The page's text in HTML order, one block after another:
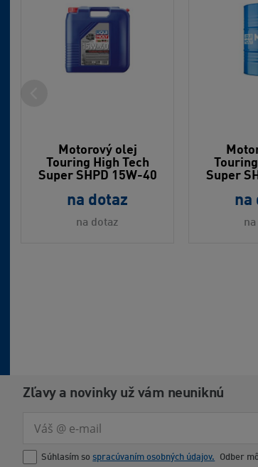
Motorový olej
Touring High Tech
Super SHPD 15W-40
na dotaz
na dotaz
Super
na
Zľavy a novinky už vám neuniknú
Súhlasím so spracúvaním osobných údajov. Odber